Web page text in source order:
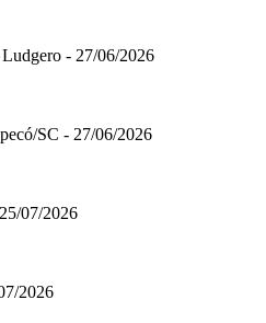
- 27/06/2026
SC - 27/06/2026
07/2026
2026